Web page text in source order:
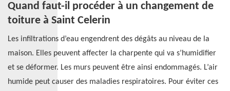
Quand faut-il procéder à un changement de
toiture à Saint Celerin
Les infiltrations d’eau engendrent des dégâts au niveau de la
maison. Elles peuvent affecter la charpente qui va s’humidifier
et se déformer. Les murs peuvent être ainsi endommagés. L’air
humide peut causer des maladies respiratoires. Pour éviter ces